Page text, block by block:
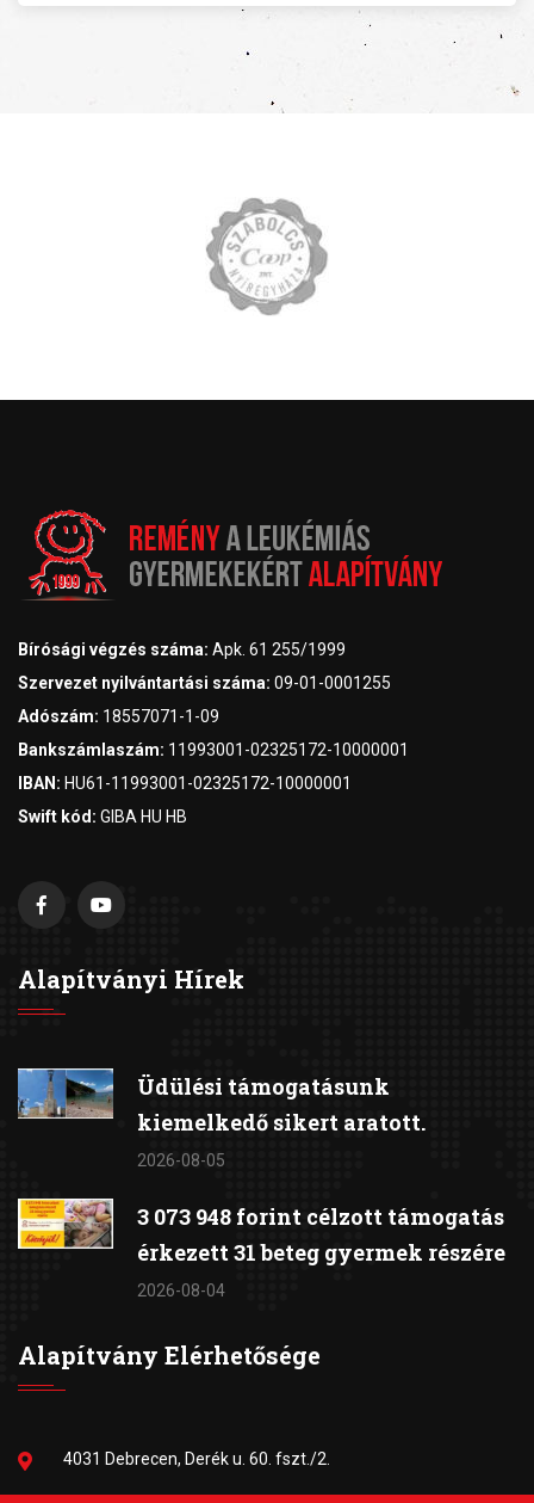
Bírósági végzés száma: Apk. 61 255/1999
Szervezet nyilvántartási száma: 09-01-0001255
Adószám: 18557071-1-09
Bankszámlaszám: 11993001-02325172-10000001
IBAN: HU61-11993001-02325172-10000001
Swift kód: GIBA HU HB
Alapítványi Hírek
Üdülési támogatásunk
kiemelkedő sikert aratott.
2026-08-05
3 073 948 forint célzott támogatás
érkezett 31 beteg gyermek részére
2026-08-04
Alapítvány Elérhetősége
4031 Debrecen, Derék u. 60. fszt./2.